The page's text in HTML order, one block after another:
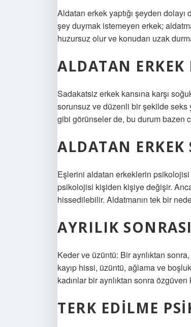
Aldatan erkek yaptığı şeyden
şey duymak istemeyen erkek;
huzursuz olur ve konudan uzak
ALDATAN ERKEK
Sadakatsiz erkek karısına karşı
sorunsuz ve düzenli bir şekilde
gibi görünseler de, bu durum bazen
ALDATAN ERKEK
Eşlerini aldatan erkeklerin psikolojisi
psikolojisi kişiden kişiye değişir.
hissedilebilir. Aldatmanın tek bir
AYRILIK
Keder ve üzüntü: Bir ayrılıktan
kayıp hissi, üzüntü, ağlama ve
kadınlar bir ayrılıktan sonra
TERK EDILME